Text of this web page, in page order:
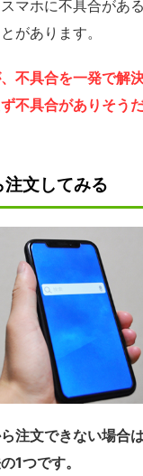
マホに不具合があ
があります。
不具合を一発で解
不具合がありそう
文してみる
注文できない場合
1つです。